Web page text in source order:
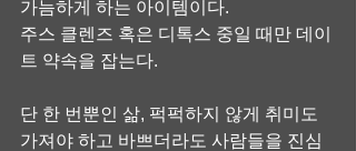
가늠하게 하는 아이템이다.
주스 클렌즈 혹은 디톡스 중일 때만 데이
트 약속을 잡는다.
단 한 번뿐인 삶, 퍽퍽하지 않게 취미도
가져야 하고 바쁘더라도 사람들을 진심